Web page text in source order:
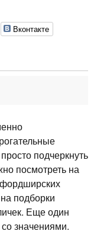
Вконтакте
подчеркнуть
посмотреть на
подборки
Еще один
значениями.